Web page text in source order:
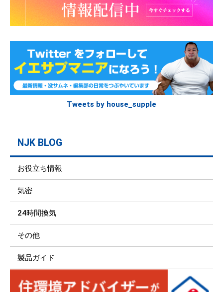
Tweets by house_supple
NJK BLOG
お役立ち情報
気密
24時間換気
その他
製品ガイド